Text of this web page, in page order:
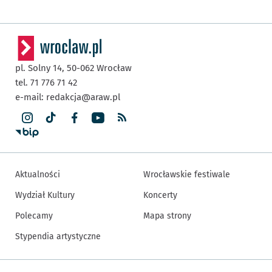
pl. Solny 14, 50-062 Wrocław
tel. 71 776 71 42
e-mail: redakcja@araw.pl
Aktualności
Wydział Kultury
Polecamy
Stypendia artystyczne
Wrocławskie festiwale
Koncerty
Mapa strony